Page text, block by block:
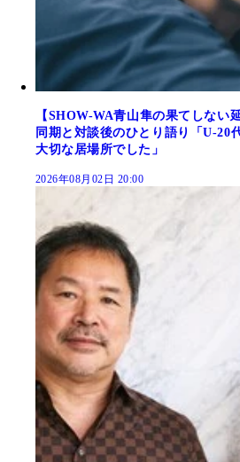
【SHOW-WA青山隼の果てしな
同期と対談後のひとり語り「U-20
大切な居場所でした」
2026年08月02日 20:00